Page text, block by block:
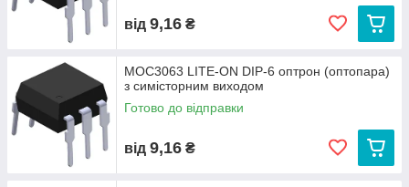
від 9,16 ₴
MOC3063 LITE-ON DIP-6 оптрон (оптопара)
з симісторним виходом
Готово до відправки
від 9,16 ₴